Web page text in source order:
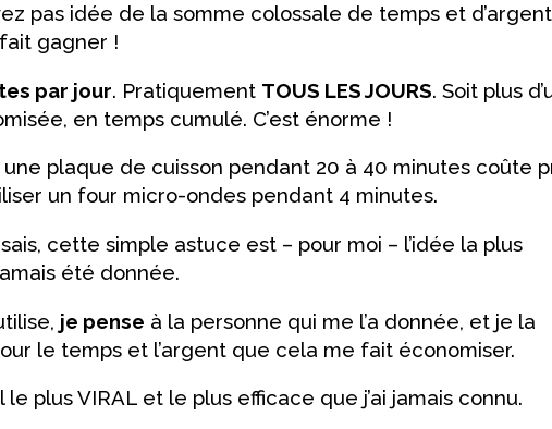
pas idée de la somme colossale de temps et d’argent
gagner !
par jour. Pratiquement TOUS LES JOURS. Soit plus
en temps cumulé. C’est énorme !
plaque de cuisson pendant 20 à 40 minutes coûte
un four micro-ondes pendant 4 minutes.
cette simple astuce est – pour moi – l’idée la plus
été donnée.
je pense à la personne qui me l’a donnée, et je la
le temps et l’argent que cela me fait économiser.
le plus VIRAL et le plus efficace que j’ai jamais connu.